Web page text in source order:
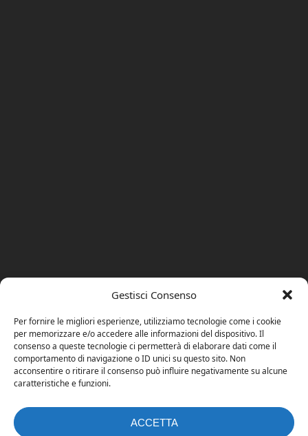
Gestisci Consenso
Per fornire le migliori esperienze, utilizziamo tecnologie come i cookie
per memorizzare e/o accedere alle informazioni del dispositivo. Il
consenso a queste tecnologie ci permetterà di elaborare dati come il
comportamento di navigazione o ID unici su questo sito. Non
acconsentire o ritirare il consenso può influire negativamente su alcune
caratteristiche e funzioni.
ACCETTA